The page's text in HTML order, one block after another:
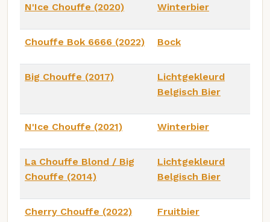
N'Ice Chouffe (2020) Winterbier
Chouffe Bok 6666 (2022) Bock
Big Chouffe (2017)
Lichtgekleurd
Belgisch Bier
N'Ice Chouffe (2021) Winterbier
La Chouffe Blond / Big
Chouffe (2014)
Lichtgekleurd
Belgisch Bier
Cherry Chouffe (2022) Fruitbier